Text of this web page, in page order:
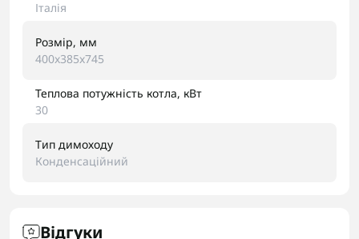
Італія
Розмір, мм
400x385x745
Теплова потужність котла, кВт
30
Тип димоходу
Конденсаційний
Відгуки